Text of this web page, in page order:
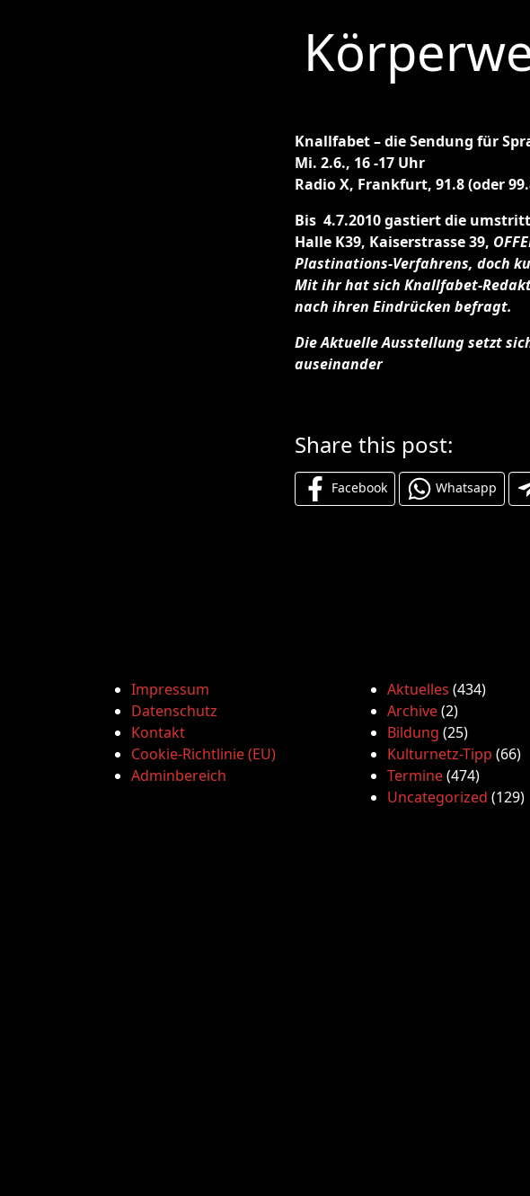
Knallfabet – die Sendung für
Mi. 2.6., 16 -17 Uhr
Radio X, Frankfurt, 91.8 (oder
Bis 4.7.2010 gastiert die
Halle K39, Kaiserstrasse 39,
Plastinations-Verfahrens, doch
Mit ihr hat sich Knallfabet-
nach ihren Eindrücken befragt.
Die Aktuelle Ausstellung setzt
auseinander
Share this post:
Facebook Whatsapp
Impressum
Datenschutz
Kontakt
Cookie-Richtlinie (EU)
Adminbereich
Aktuelles (434)
Archive(2)
Bildung (25)
Kulturnetz-Tipp (66)
Termine(474)
Uncategorized (129)